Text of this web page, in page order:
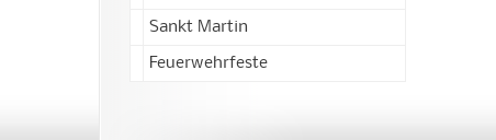
Sankt Martin
Feuerwehrfeste